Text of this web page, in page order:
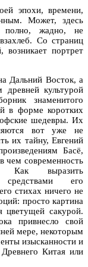
эпохи, времени,
Может, здесь
жадно, не
Со страниц
портрет
Дальний Восток, а
культурой
знаменитого
в форме коротких
шедевры. Их
вот уже не
их тайну, Евгений
Басё,
чем современность
Как выразить
средствами его
стихах ничего не
просто картина
цветущей сакурой.
привнесло свой
мере, некоторым
изысканности и
Китая или